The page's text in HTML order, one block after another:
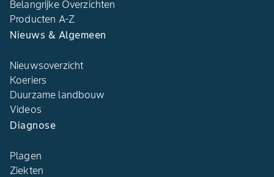
Belangrijke Overzichten
Producten A-Z
Nieuws & Algemeen
Nieuwsoverzicht
Koeriers
Duurzame landbouw
Videos
Diagnose
Plagen
Ziekten